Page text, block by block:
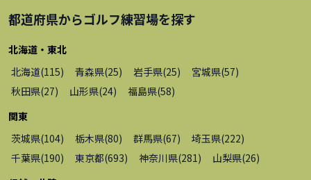
都道府県からゴルフ練習場を探す
北海道・東北
北海道(115) 青森県(25) 岩手県(25) 宮城県(57)
秋田県(27) 山形県(24) 福島県(58)
関東
茨城県(104) 栃木県(80) 群馬県(67) 埼玉県(222)
千葉県(190) 東京都(693) 神奈川県(281 ) 山梨県(26)